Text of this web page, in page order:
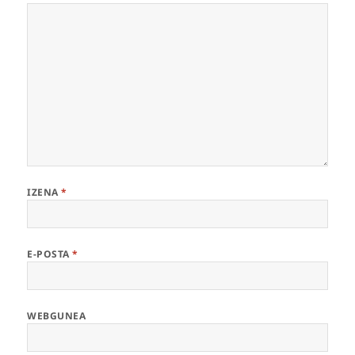
IZENA*
E-POSTA*
WEBGUNEA